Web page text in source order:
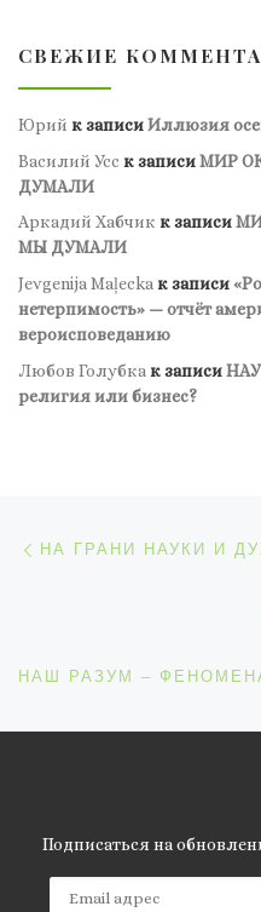
СВЕЖИЕ
Юрий к записиИллюзия
Василий Усс к записиМИР
ДУМАЛИ
Аркадий Хабчик к записи
МЫ ДУМАЛИ
Jevgenija Maļecka к записи
нетерпимость» — отчёт
вероисповеданию
Любов Голубка к записиНАУ
религия или бизнес?
Подписаться на